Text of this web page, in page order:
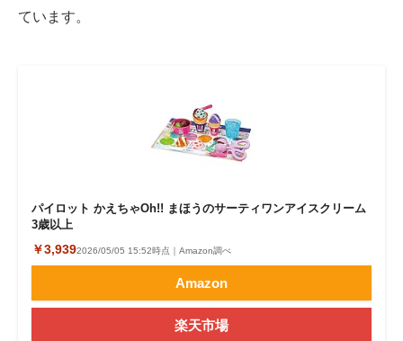
進化するPCとデバイスの未来
経営リーダーのコミュニティ
マーケ×ITの今がよく分かる
企業向けIT製品の総合サイト
ています。
パイロット かえちゃOh!! まほうのサーティワンアイスクリーム
3歳以上
￥3,9392026/05/05 15:52時点｜Amazon調べ
Amazon
楽天市場